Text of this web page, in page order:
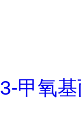
3-甲氧